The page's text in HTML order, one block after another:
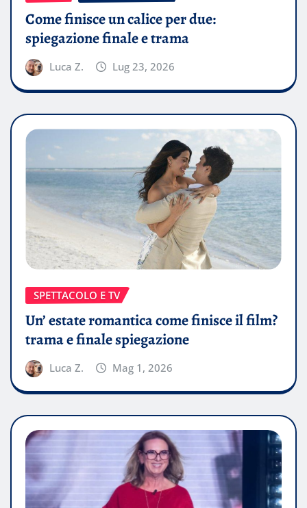
Come finisce un calice per due:
spiegazione finale e trama
Luca Z. Lug 23, 2026
SPETTACOLO E TV
Un’ estate romantica come finisce il film?
trama e finale spiegazione
Luca Z. Mag 1, 2026